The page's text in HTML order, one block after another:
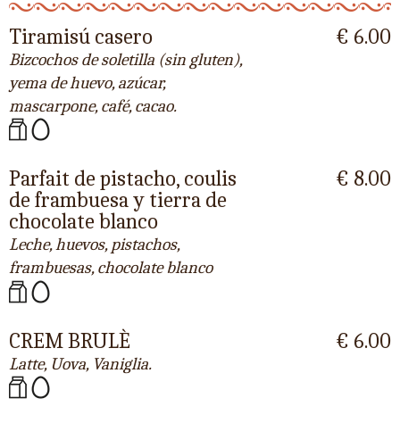
Tiramisú casero
Bizcochos de soletilla (sin gluten),
yema de huevo, azúcar,
mascarpone, café, cacao.
€ 6.00
Parfait de pistacho, coulis
de frambuesa y tierra de
chocolate blanco
Leche, huevos, pistachos,
frambuesas, chocolate blanco
€ 8.00
CREM BRULÈ
Latte, Uova, Vaniglia.
€ 6.00